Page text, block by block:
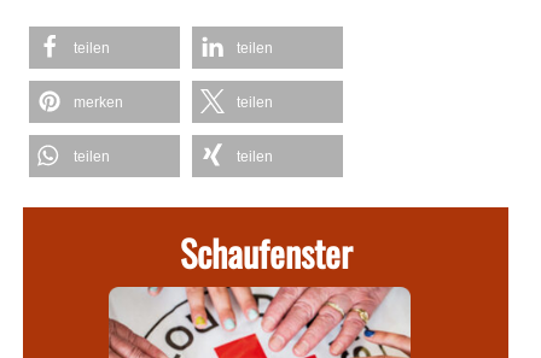
teilen teilen
merken teilen
teilen teilen
Schaufenster